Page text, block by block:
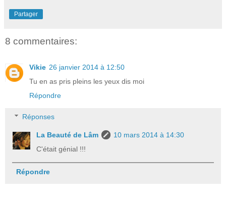
Partager
8 commentaires:
Vikie 26 janvier 2014 à 12:50
Tu en as pris pleins les yeux dis moi
Répondre
Réponses
La Beauté de Lâm
10 mars 2014 à 14:30
C'était génial !!!
Répondre